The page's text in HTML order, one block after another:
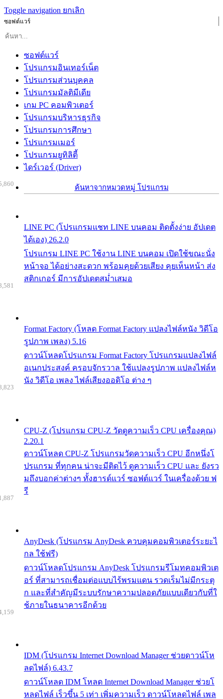
Toggle navigation ยกเลิก
ซอฟต์แวร์
ซอฟต์แวร์
โปรแกรมอินเทอร์เน็ต
โปรแกรมส่วนบุคคล
โปรแกรมมัลติมีเดีย
เกม PC คอมพิวเตอร์
โปรแกรมบริหารธุรกิจ
โปรแกรมการศึกษา
โปรแกรมเมอร์
โปรแกรมยูทิลิตี้
ไดร์เวอร์ (Driver)
ค้นหาจากหมวดหมู่ โปรแกรม
LINE PC (โปรแกรมแชท LINE บนคอม ติดตั้งง่าย อัปเดต
ได้เอง) 26.2.0
โปรแกรม LINE PC ใช้งาน LINE บนคอม เปิดใช้ขณะนั่ง
หน้าจอ ได้อย่างสะดวก พร้อมคุยด้วยเสียง คุยเห็นหน้า ส่ง
สติกเกอร์ มีการอัปเดตสม่ำเสมอ
Format Factory (โหลด Format Factory แปลงไฟล์หนัง วิดีโอ
รูปภาพ เพลง) 5.16
ดาวน์โหลดโปรแกรม Format Factory โปรแกรมแปลงไฟล์
อเนกประสงค์ ครอบจักรวาล ใช้แปลงรูปภาพ แปลงไฟล์ห
นัง วิดีโอ เพลง ไฟล์เสียงออดิโอ ต่าง ๆ
CPU-Z (โปรแกรม CPU-Z วัดดูความเร็ว CPU เครื่องคุณ)
2.20.1
ดาวน์โหลด CPU-Z โปรแกรมวัดความเร็ว CPU อีกหนึ่งโ
ปรแกรม ที่ทุกคน น่าจะมีติดไว้ ดูความเร็ว CPU และ ยังรว
มถึงบอกค่าต่างๆ ทั้งฮารด์แวร์ ซอฟต์แวร์ ในเครื่องด้วย ฟ
รี
AnyDesk (โปรแกรม AnyDesk ควบคุมคอมพิวเตอร์ระยะไ
กล ใช้ฟรี)
ดาวน์โหลดโปรแกรม AnyDesk โปรแกรมรีโมทคอมพิวเต
อร์ ที่สามารถเชื่อมต่อแบบไร้พรมแดน รวดเร็มไม่มีกระตุ
ก และที่สำคัญมีระบบรักษาความปลอดภัยแบบเดียวกับที่ใ
ช้ภายในธนาคารอีกด้วย
IDM (โปรแกรม Internet Download Manager ช่วยดาวน์โห
ลดไฟล์) 6.43.7
ดาวน์โหลด IDM โหลด Internet Download Manager ช่วยโ
หลดไฟล์ เร็วขึ้น 5 เท่า เพิ่มความเร็ว ดาวน์โหลดไฟล์ เพล